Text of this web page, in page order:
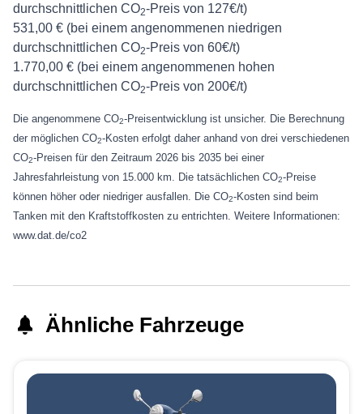
durchschnittlichen CO2-Preis von 127€/t)
531,00 € (bei einem angenommenen niedrigen
durchschnittlichen CO2-Preis von 60€/t)
1.770,00 € (bei einem angenommenen hohen
durchschnittlichen CO2-Preis von 200€/t)
Die angenommene CO2-Preisentwicklung ist unsicher. Die Berechnung
der möglichen CO2-Kosten erfolgt daher anhand von drei verschiedenen
CO2-Preisen für den Zeitraum 2026 bis 2035 bei einer
Jahresfahrleistung von 15.000 km. Die tatsächlichen CO2-Preise
können höher oder niedriger ausfallen. Die CO2-Kosten sind beim
Tanken mit den Kraftstoffkosten zu entrichten. Weitere Informationen:
www.dat.de/co2
Ähnliche Fahrzeuge